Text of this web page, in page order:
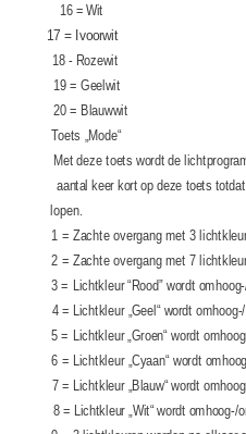
16 = Wit
17 = Ivoorwit
18 - Rozewit
19 = Geelwit
20 = Blauwwit
Toets „Mode“
Met deze toets wordt de
aantal keer kort op deze toets
lopen.
1 = Zachte overgang met 3
2 = Zachte overgang met 7
3 = Lichtkleur “Rood” wordt
4 = Lichtkleur „Geel“ wordt
5 = Lichtkleur „Groen“ wordt
6 = Lichtkleur „Cyaan“ wordt
7 = Lichtkleur „Blauw“ wordt
8 = Lichtkleur „Wit“ wordt omhoog-/